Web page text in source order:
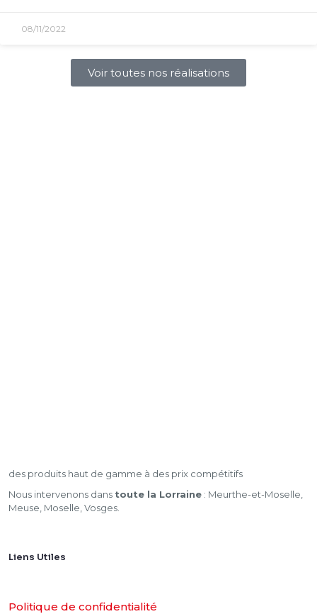
08/11/2022
Voir toutes nos réalisations
des produits haut de gamme à des prix compétitifs
Nous intervenons dans toute la Lorraine : Meurthe-et-Moselle,
Meuse, Moselle, Vosges.
Liens Utiles
Politique de confidentialité